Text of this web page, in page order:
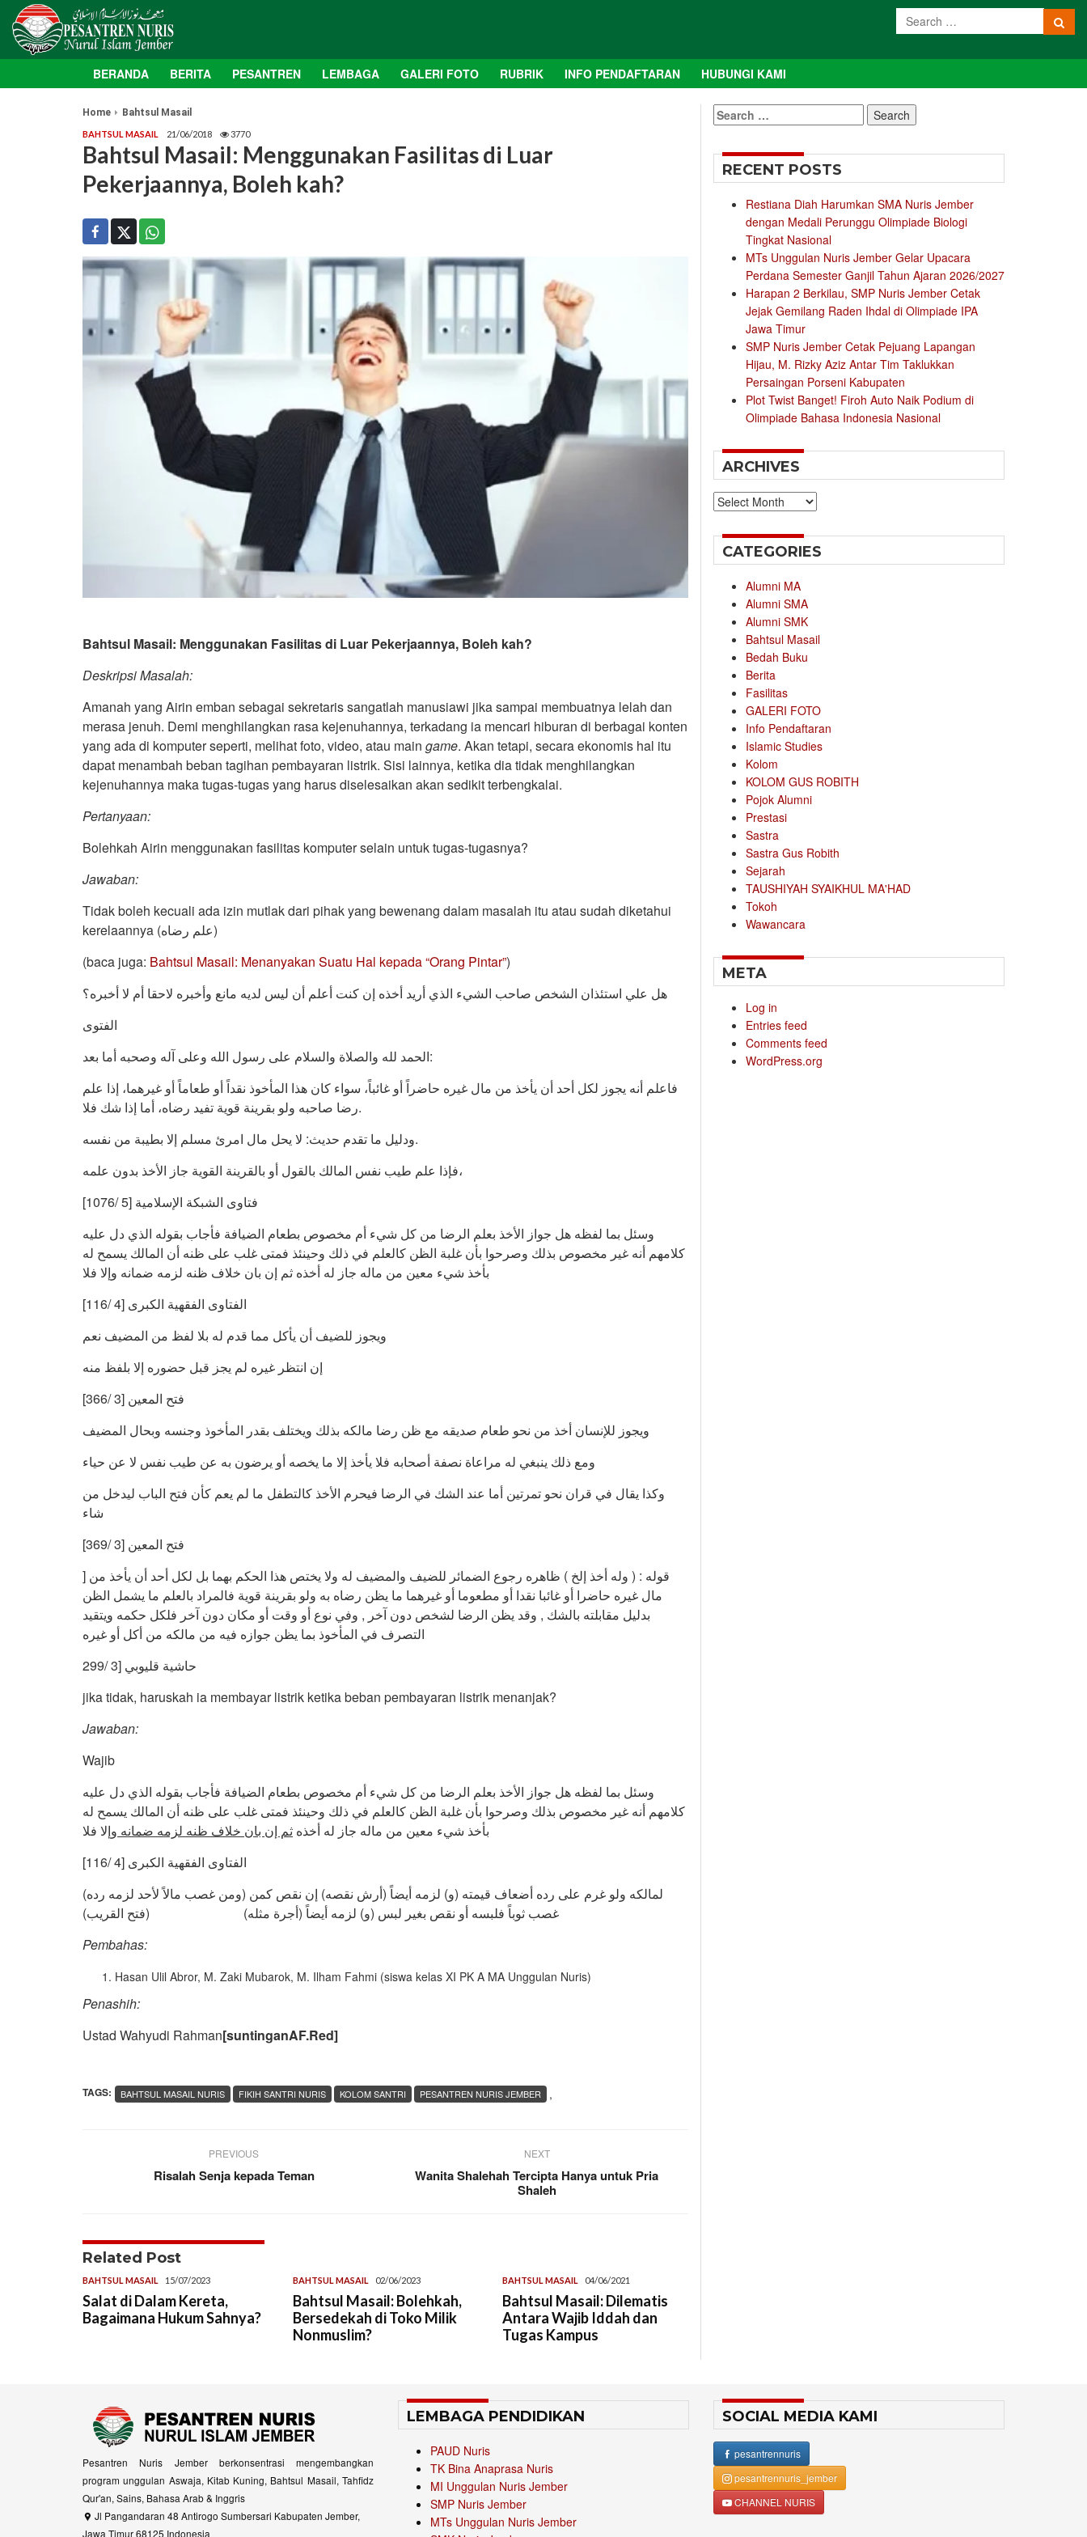
BERANDA BERITA PESANTREN LEMBAGA GALERI FOTO RUBRIK INFO PENDAFTARAN HUBUNGI KAMI
Home Bahtsul Masail
BAHTSUL MASAIL 21/06/2018 3770
Bahtsul Masail: Menggunakan Fasilitas di Luar
Pekerjaannya, Boleh kah?
Bahtsul Masail: Menggunakan Fasilitas di Luar Pekerjaannya, Boleh kah?
DeskripsiMasalah:
Amanah yang Airin emban sebagai sekretaris sangatlah manusiawi jika sampai membuatnya lelah dan
merasa jenuh. Demi menghilangkan rasa kejenuhannya, terkadang ia mencari hiburan di berbagai konten
yang ada di komputer seperti, melihat foto, video, atau main game. Akan tetapi, secara ekonomis hal itu
dapat menambah beban tagihan pembayaran listrik. Sisi lainnya, ketika dia tidak menghilangkan
kejenuhannya maka tugas-tugas yang harus diselesaikan akan sedikit terbengkalai.
Pertanyaan:
Bolehkah Airin menggunakan fasilitas komputer selain untuk tugas-tugasnya?
Jawaban:
Tidak boleh kecuali ada izin mutlak dari pihak yang bewenang dalam masalah itu atau sudah diketahui
kerelaannya (علم رضاه)
(baca juga: Bahtsul Masail: Menanyakan Suatu Hal kepada “Orang Pintar”)
هل علي استئذان الشخص صاحب الشيء الذي أريد أخذه إن كنت أعلم أن ليس لديه مانع وأخبره لاحقا أم لا أخبره؟
الفتوى
الحمد لله والصلاة والسلام على رسول الله وعلى آله وصحبه أما بعد:
فاعلم أنه يجوز لكل أحد أن يأخذ من مال غيره حاضراً أو غائباً، سواء كان هذا المأخوذ نقداً أو طعاماً أو غيرهما، إذا علم
رضا صاحبه ولو بقرينة قوية تفيد رضاه، أما إذا شك فلا.
ودليل ما تقدم حديث: لا يحل مال امرئ مسلم إلا بطيبة من نفسه.
فإذا علم طيب نفس المالك بالقول أو بالقرينة القوية جاز الأخذ بدون علمه،
فتاوى الشبكة الإسلامية [5 /1076]
وسئل بما لفظه هل جواز الأخذ بعلم الرضا من كل شيء أم مخصوص بطعام الضيافة فأجاب بقوله الذي دل عليه
كلامهم أنه غير مخصوص بذلك وصرحوا بأن غلبة الظن كالعلم في ذلك وحينئذ فمتى غلب على ظنه أن المالك يسمح له
بأخذ شيء معين من ماله جاز له أخذه ثم إن بان خلاف ظنه لزمه ضمانه وإلا فلا
الفتاوى الفقهية الكبرى [4 /116]
ويجوز للضيف أن يأكل مما قدم له بلا لفظ من المضيف نعم
إن انتظر غيره لم يجز قبل حضوره إلا بلفظ منه
فتح المعين [3 /366]
ويجوز للإنسان أخذ من نحو طعام صديقه مع ظن رضا مالكه بذلك ويختلف بقدر المأخوذ وجنسه وبحال المضيف
ومع ذلك ينبغي له مراعاة نصفة أصحابه فلا يأخذ إلا ما يخصه أو يرضون به عن طيب نفس لا عن حياء
وكذا يقال في قران نحو تمرتين أما عند الشك في الرضا فيحرم الأخذ كالتطفل ما لم يعم كأن فتح الباب ليدخل من
شاء
فتح المعين [3 /369]
] قوله : ( وله أخذ إلخ ) ظاهره رجوع الضمائر للضيف والمضيف له ولا يختص هذا الحكم بهما بل لكل أحد أن يأخذ من
مال غيره حاضرا أو غائبا نقدا أو مطعوما أو غيرهما ما يظن رضاه به ولو بقرينة قوية فالمراد بالعلم ما يشمل الظن
بدليل مقابلته بالشك , وقد يظن الرضا لشخص دون آخر , وفي نوع أو وقت أو مكان دون آخر فلكل حكمه ويتقيد
التصرف في المأخوذ بما يظن جوازه فيه من مالكه من أكل أو غيره
حاشية قليوبي [3 /299
jika tidak, haruskah ia membayar listrik ketika beban pembayaran listrik menanjak?
Jawaban:
Wajib
وسئل بما لفظه هل جواز الأخذ بعلم الرضا من كل شيء أم مخصوص بطعام الضيافة فأجاب بقوله الذي دل عليه
كلامهم أنه غير مخصوص بذلك وصرحوا بأن غلبة الظن كالعلم في ذلك وحينئذ فمتى غلب على ظنه أن المالك يسمح له
بأخذ شيء معين من ماله جاز له أخذه ثم إن بان خلاف ظنه لزمه ضمانه وإلا فلا
الفتاوى الفقهية الكبرى [4 /116]
(ومن غصب مالاً لأحد لزمه رده) لمالكه ولو غرم على رده أضعاف قيمته (و) لزمه أيضاً (أرش نقصه) إن نقص كمن
غصب ثوباً فلبسه أو نقص بغير لبس (و) لزمه أيضاً (أجرة مثله) (فتح القريب)
Pembahas:
Hasan Ulil Abror, M. Zaki Mubarok, M. Ilham Fahmi (siswa kelas XI PK A MA Unggulan Nuris)
Penashih:
Ustad Wahyudi Rahman[suntinganAF.Red]
TAGS: ,
BAHTSUL MASAIL NURIS FIKIH SANTRI NURIS KOLOM SANTRI PESANTREN NURIS JEMBER
PREVIOUS
Risalah Senja kepada Teman
NEXT
Wanita Shalehah Tercipta Hanya untuk Pria
Shaleh
Related Post
BAHTSUL MASAIL 15/07/2023
Salat di Dalam Kereta,
Bagaimana Hukum Sahnya?
BAHTSUL MASAIL 02/06/2023
Bahtsul Masail: Bolehkah,
Bersedekah di Toko Milik
Nonmuslim?
BAHTSUL MASAIL 04/06/2021
Bahtsul Masail: Dilematis
Antara Wajib Iddah dan
Tugas Kampus
Search
for:
RECENT POSTS
Restiana Diah Harumkan SMA Nuris Jember
dengan Medali Perunggu Olimpiade Biologi
Tingkat Nasional
MTs Unggulan Nuris Jember Gelar Upacara
Perdana Semester Ganjil Tahun Ajaran 2026/2027
Harapan 2 Berkilau, SMP Nuris Jember Cetak
Jejak Gemilang Raden Ihdal di Olimpiade IPA
Jawa Timur
SMP Nuris Jember Cetak Pejuang Lapangan
Hijau, M. Rizky Aziz Antar Tim Taklukkan
Persaingan Porseni Kabupaten
Plot Twist Banget! Firoh Auto Naik Podium di
Olimpiade Bahasa Indonesia Nasional
ARCHIVES
Archives
CATEGORIES
Alumni MA
Alumni SMA
Alumni SMK
Bahtsul Masail
Bedah Buku
Berita
Fasilitas
GALERI FOTO
Info Pendaftaran
Islamic Studies
Kolom
KOLOM GUS ROBITH
Pojok Alumni
Prestasi
Sastra
Sastra Gus Robith
Sejarah
TAUSHIYAH SYAIKHUL MA'HAD
Tokoh
Wawancara
META
Log in
Entries feed
Comments feed
WordPress.org
Pesantren Nuris Jember berkonsentrasi mengembangkan
program unggulan Aswaja, Kitab Kuning, Bahtsul Masail, Tahfidz
Qur'an, Sains, Bahasa Arab & Inggris
Jl Pangandaran 48 Antirogo Sumbersari Kabupaten Jember,
Jawa Timur 68125 Indonesia
LEMBAGA PENDIDIKAN
PAUD Nuris
TK Bina Anaprasa Nuris
MI Unggulan Nuris Jember
SMP Nuris Jember
MTs Unggulan Nuris Jember
SOCIAL MEDIA KAMI
pesantrennuris
pesantrennuris_jember
CHANNEL NURIS